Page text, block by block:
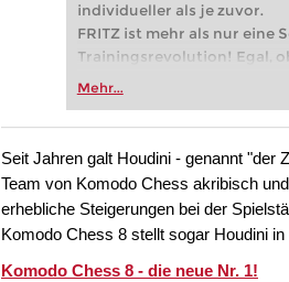
individueller als je zuvor.
FRITZ ist mehr als nur eine
Trainingsrevolution! Egal,
Vereinsschachs machen
zuvor.
Mehr...
Seit Jahren galt Houdini - genannt "der
Team von Komodo Chess akribisch
erhebliche Steigerungen bei der
Komodo Chess 8 stellt sogar Houdini
Komodo Chess 8 - die neue Nr. 1!